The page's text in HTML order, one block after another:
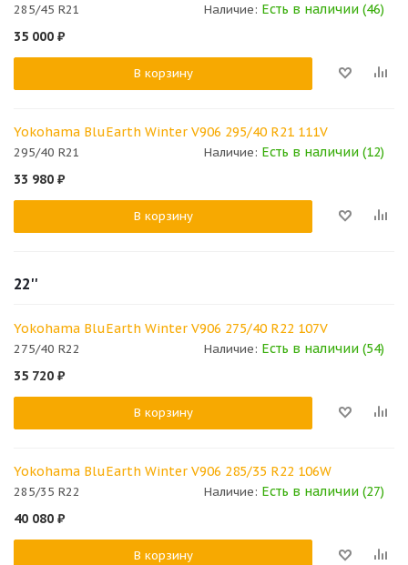
285/45 R21 Наличие: Есть в наличии (46)
35 000 ₽
В корзину
Yokohama BluEarth Winter V906 295/40 R21 111V
295/40 R21 Наличие: Есть в наличии (12)
33 980 ₽
В корзину
22''
Yokohama BluEarth Winter V906 275/40 R22 107V
275/40 R22 Наличие: Есть в наличии (54)
35 720 ₽
В корзину
Yokohama BluEarth Winter V906 285/35 R22 106W
285/35 R22 Наличие: Есть в наличии (27)
40 080 ₽
В корзину